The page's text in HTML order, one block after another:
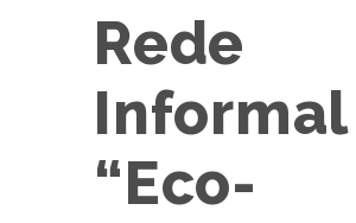
Rede
Informal
“Eco-